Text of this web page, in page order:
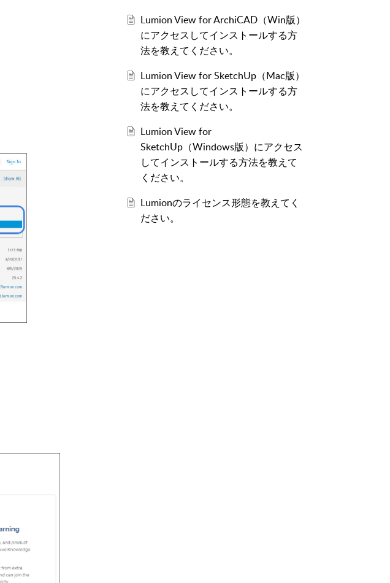
Lumion View for ArchiCAD（Win版）
にアクセスしてインストールする方
法を教えてください。
Lumion View for SketchUp（Mac版）
にアクセスしてインストールする方
法を教えてください。
Lumion View for
SketchUp（Windows版）にアクセス
してインストールする方法を教えて
ください。
Lumionのライセンス形態を教えてく
ださい。